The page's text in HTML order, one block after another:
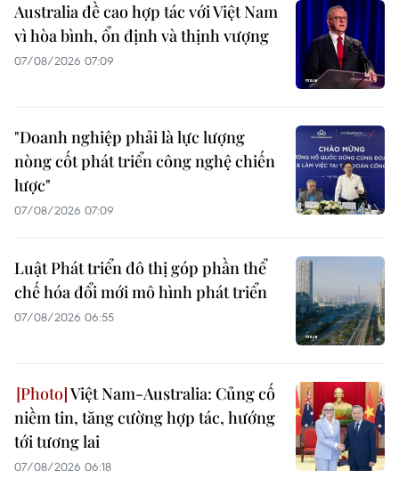
Australia đề cao hợp tác với Việt Nam
vì hòa bình, ổn định và thịnh vượng
07/08/2026 07:09
"Doanh nghiệp phải là lực lượng
nòng cốt phát triển công nghệ chiến
lược"
07/08/2026 07:09
Luật Phát triển đô thị góp phần thể
chế hóa đổi mới mô hình phát triển
07/08/2026 06:55
Việt Nam-Australia: Củng cố
niềm tin, tăng cường hợp tác, hướng
tới tương lai
07/08/2026 06:18